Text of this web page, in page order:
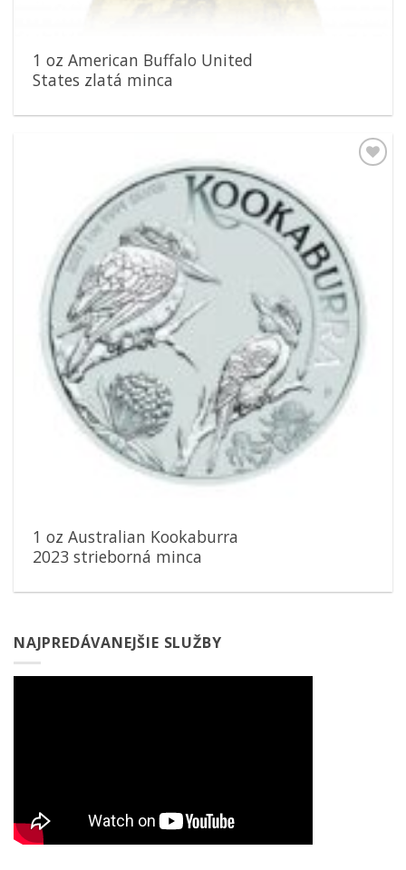
1 oz American Buffalo United
States zlatá minca
1 oz Australian Kookaburra
2023 strieborná minca
NAJPREDÁVANEJŠIE SLUŽBY